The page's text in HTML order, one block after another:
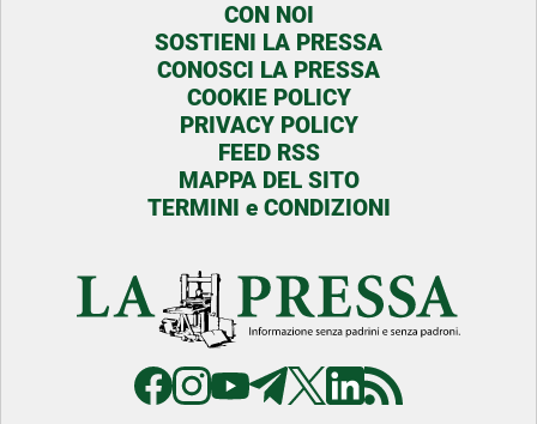
CON NOI
SOSTIENI LA PRESSA
CONOSCI LA PRESSA
COOKIE POLICY
PRIVACY POLICY
FEED RSS
MAPPA DEL SITO
TERMINI e CONDIZIONI